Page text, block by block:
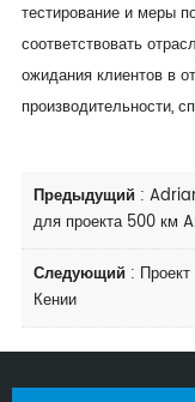
тестирование и меры
соответствовать
ожидания клиентов в
производительности,
Предыдущий :
для проекта 500 км
Следующий :
Кении